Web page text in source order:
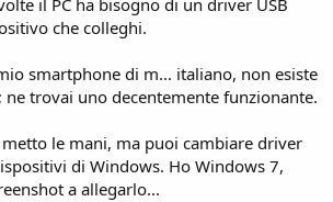
il PC ha bisogno di un driver USB
che colleghi.
smartphone di m... italiano, non esiste
trovai uno decentemente funzionante.
le mani, ma puoi cambiare driver
di Windows. Ho Windows 7,
a allegarlo...